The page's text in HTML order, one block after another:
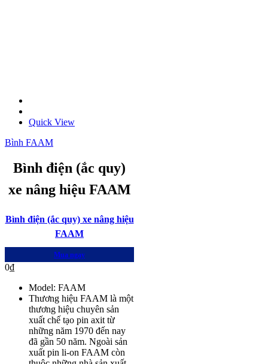
Quick View
Bình FAAM
Bình điện (ắc quy)
xe nâng hiệu FAAM
Bình điện (ắc quy) xe nâng hiệu
FAAM
Mua ngay
0₫
Model: FAAM
Thương hiệu FAAM là một
thương hiệu chuyên sản
xuất chế tạo pin axit từ
những năm 1970 đến nay
đã gần 50 năm. Ngoài sản
xuất pin li-on FAAM còn